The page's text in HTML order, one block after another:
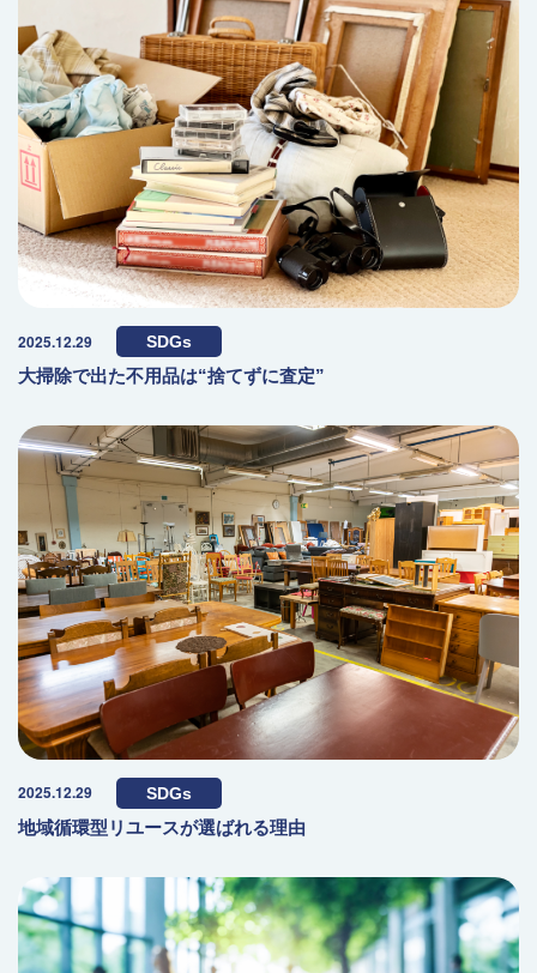
2025.12.29 SDGs
大掃除で出た不用品は“捨てずに査定”
2025.12.29 SDGs
地域循環型リユースが選ばれる理由